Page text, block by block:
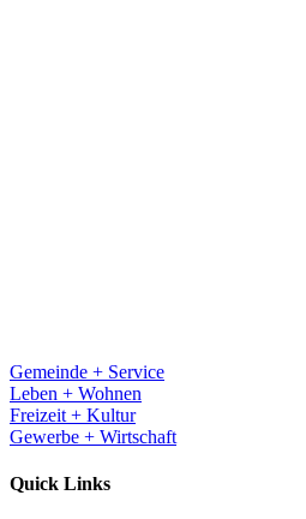
Gemeinde + Service
Leben + Wohnen
Freizeit + Kultur
Gewerbe + Wirtschaft
Quick Links